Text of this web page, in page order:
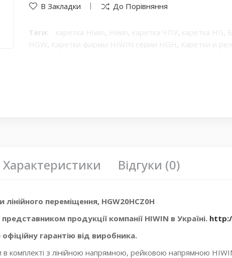
В Закладки До Порівняння
Теги: каретка Hiwin, Hiwin, каретка ЧПУ , каретка HG,
HGW, Каретки фирмы HIWIN серии HGH , Каретки и
Характеристики Відгуки (0)
переміщення, HGW20HCZ0H
продукції компанії HIWIN в Україні.
гарантію від виробника.
комплекті з лінійною напрямною, рейковою напрямною